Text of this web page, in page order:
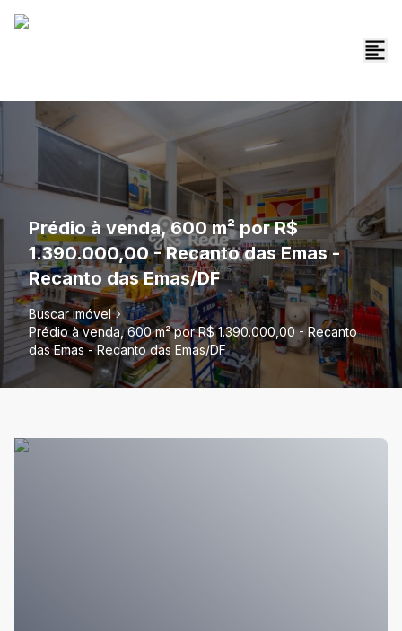
Prédio à venda, 600 m² por R$
1.390.000,00 - Recanto das Emas -
Recanto das Emas/DF
Buscar imóvel
Prédio à venda, 600 m² por R$ 1.390.000,00 - Recanto
das Emas - Recanto das Emas/DF